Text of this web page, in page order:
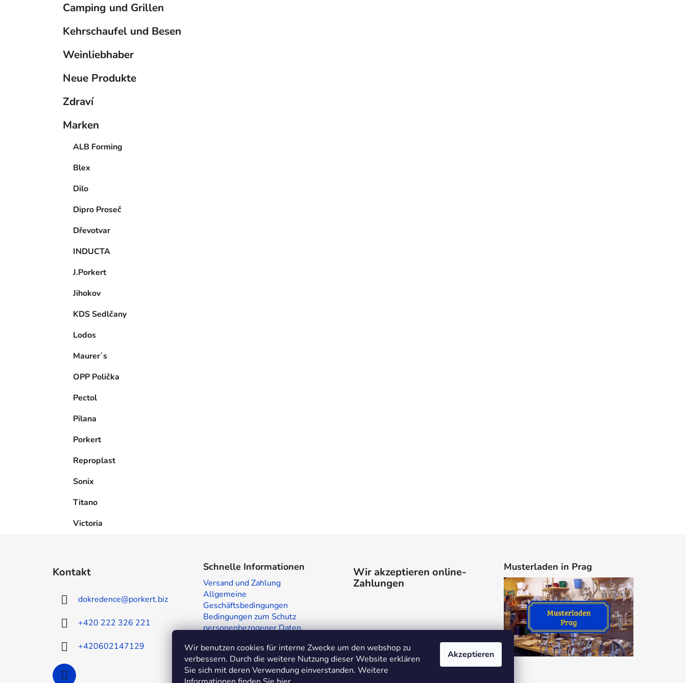
Wir benutzen cookies für interne Zwecke um den webshop zu
verbessern. Durch die weitere Nutzung dieser Website erklären
Sie sich mit deren Verwendung einverstanden. Weitere
Akzeptieren
Camping und Grillen
Kehrschaufel und Besen
Weinliebhaber
Neue Produkte
Zdraví
Marken
ALB Forming
Blex
Dilo
Dipro Proseč
Dřevotvar
INDUCTA
J.Porkert
Jihokov
KDS Sedlčany
Lodos
Maurer´s
OPP Polička
Pectol
Pilana
Porkert
Reproplast
Sonix
Titano
Victoria
Kontakt
dokredence@porkert.biz
+420 222 326 221
+420602147129
Schnelle Informationen
Versand und Zahlung
Allgemeine
Geschäftsbedingungen
Bedingungen zum Schutz
personenbezogener Daten
Kontakte
Wir akzeptieren online-
Zahlungen
Musterladen in Prag